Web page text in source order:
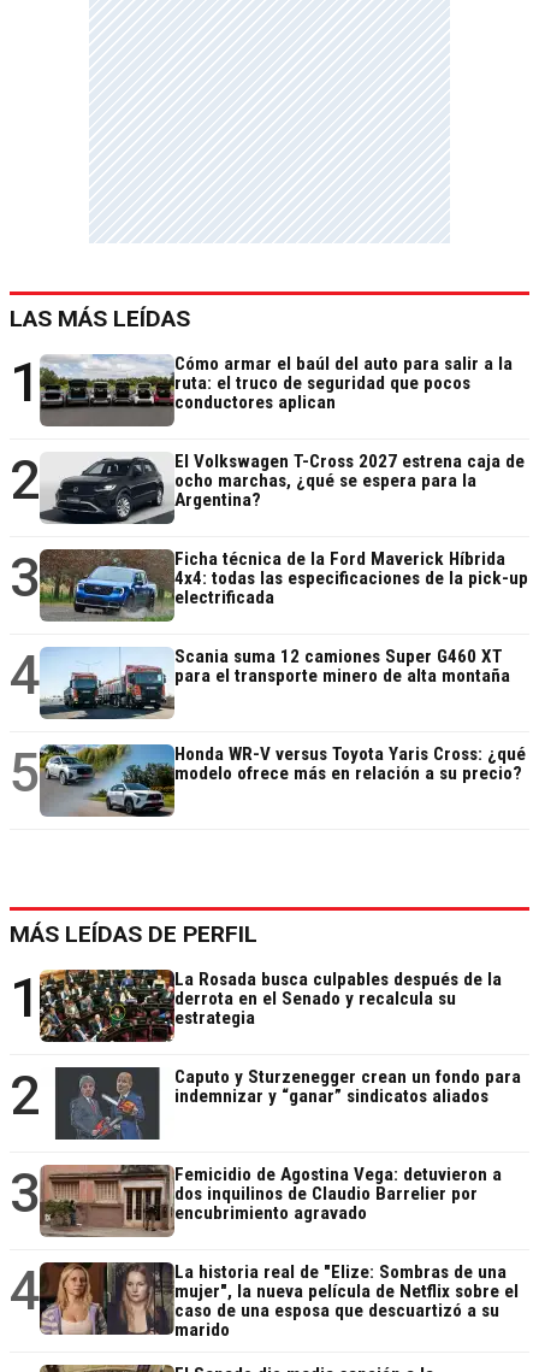
LAS MÁS LEÍDAS
1
Cómo armar el baúl del auto para salir a la
ruta: el truco de seguridad que pocos
conductores aplican
2
El Volkswagen T-Cross 2027 estrena caja de
ocho marchas, ¿qué se espera para la
Argentina?
3
Ficha técnica de la Ford Maverick Híbrida
4x4: todas las especificaciones de la pick-up
electrificada
4
Scania suma 12 camiones Super G460 XT
para el transporte minero de alta montaña
5
Honda WR-V versus Toyota Yaris Cross: ¿qué
modelo ofrece más en relación a su precio?
MÁS LEÍDAS DE PERFIL
1
La Rosada busca culpables después de la
derrota en el Senado y recalcula su
estrategia
2
Caputo y Sturzenegger crean un fondo para
indemnizar y “ganar” sindicatos aliados
3
Femicidio de Agostina Vega: detuvieron a
dos inquilinos de Claudio Barrelier por
encubrimiento agravado
4
La historia real de "Elize: Sombras de una
mujer", la nueva película de Netflix sobre el
caso de una esposa que descuartizó a su
marido